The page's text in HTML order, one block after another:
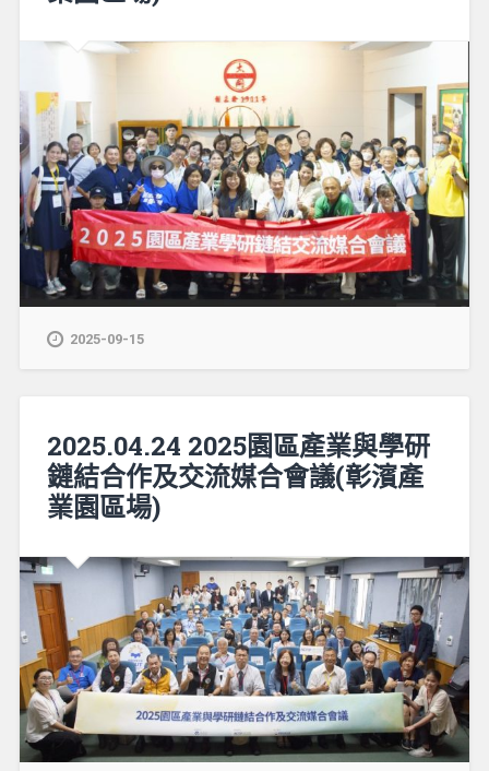
2025-09-15
2025.04.24 2025園區產業與學研
鏈結合作及交流媒合會議(彰濱產
業園區場)